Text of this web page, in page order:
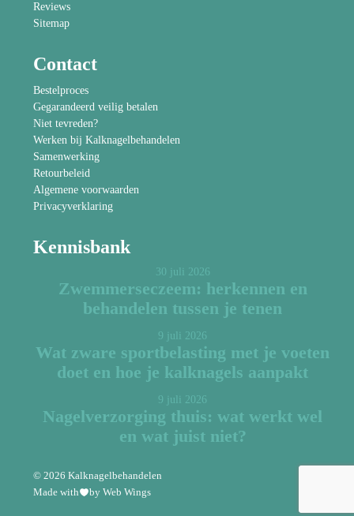
Reviews
Sitemap
Contact
Bestelproces
Gegarandeerd veilig betalen
Niet tevreden?
Werken bij Kalknagelbehandelen
Samenwerking
Retourbeleid
Algemene voorwaarden
Privacyverklaring
Kennisbank
30 juli 2026
Zwemmerseczeem: herkennen en
behandelen tussen je tenen
9 juli 2026
Wat zware sportbelasting met je voeten
doet en hoe je kalknagels aanpakt
9 juli 2026
Nagelverzorging thuis: wat werkt wel
en wat juist niet?
© 2026 Kalknagelbehandelen
Made with
by Web Wings